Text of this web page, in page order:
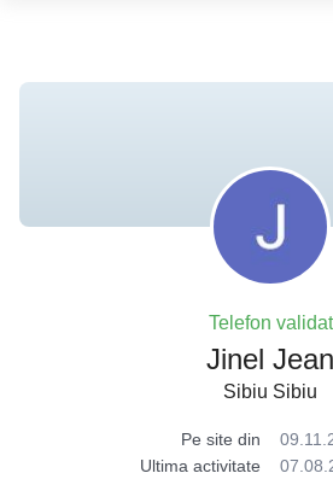
Telefon validat
Jinel Jean
Sibiu Sibiu
Pe site din
Ultima activitate